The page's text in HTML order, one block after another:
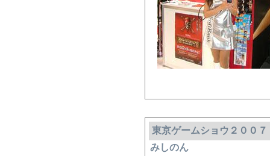
東京ゲームショウ２００
みしのん